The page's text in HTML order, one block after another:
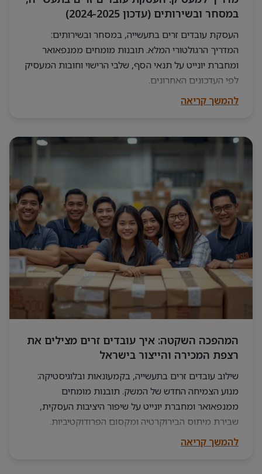
במסחר ובשירותים (עדכון 2024-2025)
העסקת עובדים זרים בתעשייה, במסחר ובשירותים:
המדריך הרגולטורי המלא. תובנות מומחים ממנפאואר
ומחברת יונייט על תנאי הסף, שלבי הרישוי וחובות המעסיק
לפי העדכונים האחרונים.
להמשך קריאה
המהפכה השקטה: איך עובדים זרים מצילים את
רצפת המכירה והייצור בישראל
שילוב עובדים זרים בתעשייה, בקמעונאות ובלוגיסטיקה:
מנוע הצמיחה החדש של המשק. תובנות מומחים
ממנפאואר ומחברת יונייט על שיפור היציבות העסקית,
שבירת מיתוס הבירוקרטיה ומקסום הפרודוקטיביות.
להמשך קריאה